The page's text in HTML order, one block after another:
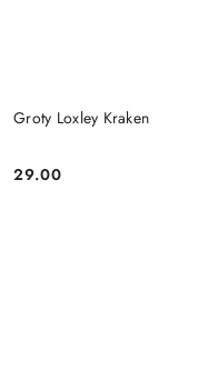
Groty Loxley Kraken
Cena:
29.00